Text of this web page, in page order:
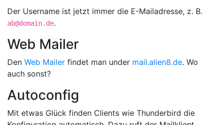
Der Username ist jetzt immer die E-Mailadresse, z. B.
ab@domain.de.
Web Mailer
Den Web Mailer findet man under mail.alien8.de. Wo
auch sonst?
Autoconfig
Mit etwas Glück finden Clients wie Thunderbird die